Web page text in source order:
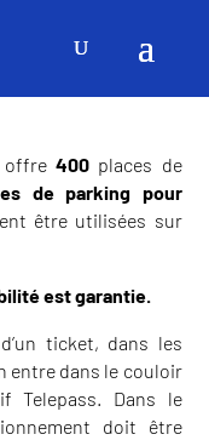
offre400 places de
de parking pour
être utilisées sur
est garantie.
ticket, dans les
entre dans le couloir
Telepass. Dans le
doit être